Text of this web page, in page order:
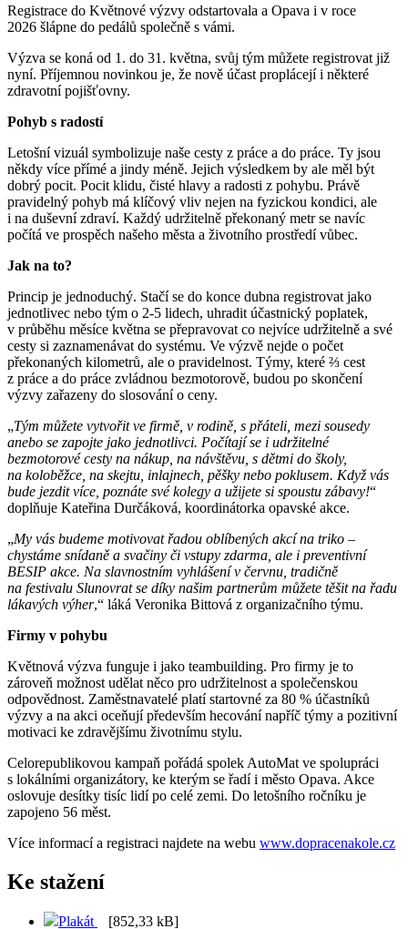
Registrace do Květnové výzvy odstartovala a Opava i v roce
2026 šlápne do pedálů společně s vámi.
Výzva se koná od 1. do 31. května, svůj tým můžete registrovat již
nyní. Příjemnou novinkou je, že nově účast proplácejí i některé
zdravotní pojišťovny.
Pohyb s radostí
Letošní vizuál symbolizuje naše cesty z práce a do práce. Ty jsou
někdy více přímé a jindy méně. Jejich výsledkem by ale měl být
dobrý pocit. Pocit klidu, čisté hlavy a radosti z pohybu. Právě
pravidelný pohyb má klíčový vliv nejen na fyzickou kondici, ale
i na duševní zdraví. Každý udržitelně překonaný metr se navíc
počítá ve prospěch našeho města a životního prostředí vůbec.
Jak na to?
Princip je jednoduchý. Stačí se do konce dubna registrovat jako
jednotlivec nebo tým o 2-5 lidech, uhradit účastnický poplatek,
v průběhu měsíce května se přepravovat co nejvíce udržitelně a své
cesty si zaznamenávat do systému. Ve výzvě nejde o počet
překonaných kilometrů, ale o pravidelnost. Týmy, které ⅔ cest
z práce a do práce zvládnou bezmotorově, budou po skončení
výzvy zařazeny do slosování o ceny.
„Tým můžete vytvořit ve firmě, v rodině, s přáteli, mezi sousedy
anebo se zapojte jako jednotlivci. Počítají se i udržitelné
bezmotorové cesty na nákup, na návštěvu, s dětmi do školy,
na koloběžce, na skejtu, inlajnech, pěšky nebo poklusem. Když vás
bude jezdit více, poznáte své kolegy a užijete si spoustu zábavy!“
doplňuje Kateřina Durčáková, koordinátorka opavské akce.
„My vás budeme motivovat řadou oblíbených akcí na triko –
chystáme snídaně a svačiny či vstupy zdarma, ale i preventivní
BESIP akce. Na slavnostním vyhlášení v červnu, tradičně
na festivalu Slunovrat se díky našim partnerům můžete těšit na řadu
lákavých výher,“ láká Veronika Bittová z organizačního týmu.
Firmy v pohybu
Květnová výzva funguje i jako teambuilding. Pro firmy je to
zároveň možnost udělat něco pro udržitelnost a společenskou
odpovědnost. Zaměstnavatelé platí startovné za 80 % účastníků
výzvy a na akci oceňují především hecování napříč týmy a pozitivní
motivaci ke zdravějšímu životnímu stylu.
Celorepublikovou kampaň pořádá spolek AutoMat ve spolupráci
s lokálními organizátory, ke kterým se řadí i město Opava. Akce
oslovuje desítky tisíc lidí po celé zemi. Do letošního ročníku je
zapojeno 56 měst.
Více informací a registraci najdete na webu www.dopracenakole.cz
Ke stažení
Plakát
[852,33 kB]